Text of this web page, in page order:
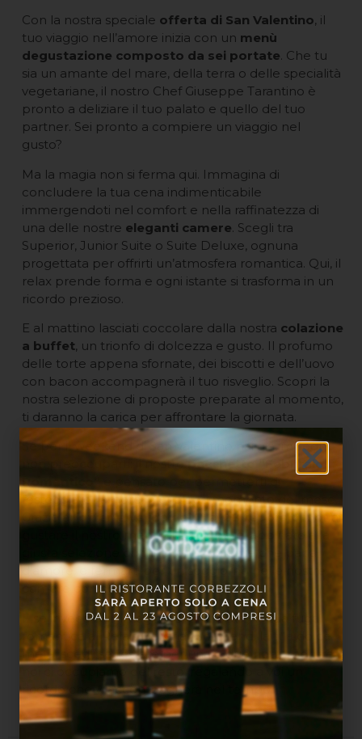
Con la nostra speciale offerta di San Valentino, il
tuo viaggio nell’amore inizia con un menù
degustazione composto da sei portate. Che tu
sia un amante del mare, della terra o delle specialità
vegetariane, il nostro Chef Giuseppe Tarantino è
pronto a deliziare il tuo palato e quello del tuo
partner. Sei pronto a compiere un viaggio nel
gusto?
Ma la magia non si ferma qui. Immagina di
concludere la tua cena indimenticabile
immergendoti nel comfort e nella raffinatezza di
una delle nostre eleganti camere. Scegli tra
Superior, Junior Suite o Suite Deluxe, ognuna
progettata per offrirti un’atmosfera romantica. Qui, il
relax prende forma e ogni istante si trasforma in un
ricordo prezioso.
E al mattino lasciati coccolare dalla nostra colazione
a buffet, un trionfo di dolcezza e gusto. Il profumo
delle torte appena sfornate, dei biscotti e dell’uovo
con bacon accompagnerà il tuo risveglio. Scopri la
nostra selezione di proposte preparate al momento,
ti daranno la carica per affrontare la giornata.
Se per il weekend di San Valentino hai già impegni,
non preoccuparti: il nostropacchetto “Febbraio
Romantico”
è pensato per permetterti di
festeggiare l’amore in qualsiasi momento del mese.
Grazie all’offerta valida dal 1° al 28 febbraio, potrai
gustare il nostro menù di sei portate, abbinato alla
giusta selezione di vini, in un ambiente che parla
d’amore, e fermarti per un soggiorno nelle nostre
camere con colazione inclusa.
E se invece di immaginare, prenotassi la tua fuga
romantica al Relais Bellaria? Sorprendi la tua dolce
metà: scegli se restare per una o due notti, mentre
ricordo che vi accompagnerà nel tempo.